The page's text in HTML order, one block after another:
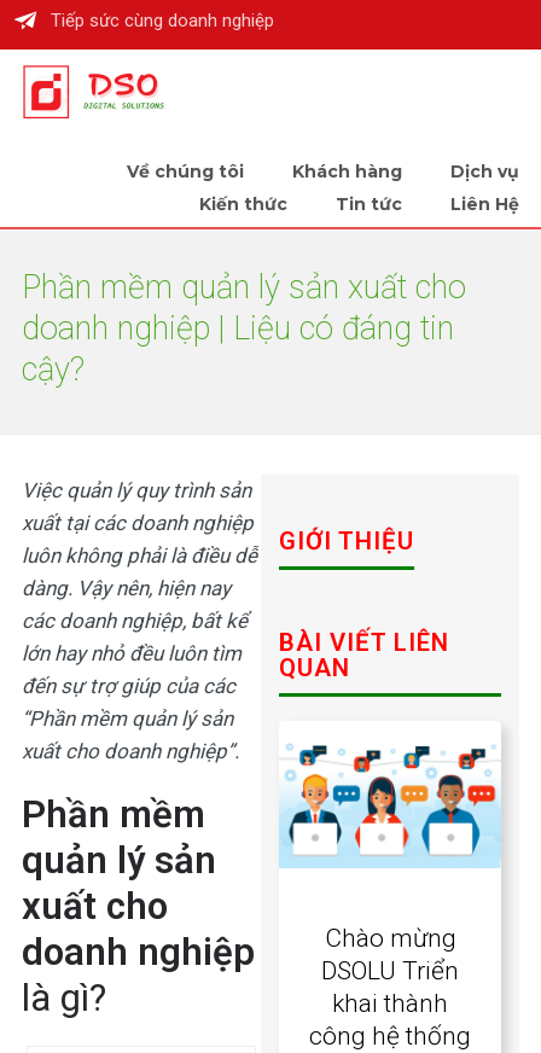
Tiếp sức cùng doanh nghiệp
Về chúng tôi Khách hàng
Dịch vụ
Kiến thức
Tin tức Liên Hệ
Phần mềm quản lý sản xuất cho
doanh nghiệp | Liệu có đáng tin
cậy?
Việc quản lý quy trình sản
xuất tại các doanh nghiệp
luôn không phải là điều dễ
dàng. Vậy nên, hiện nay
các doanh nghiệp, bất kể
lớn hay nhỏ đều luôn tìm
đến sự trợ giúp của các
“Phần mềm quản lý sản
xuất cho doanh nghiệp”.
Phần mềm
quản lý sản
xuất cho
doanh nghiệp
là gì?
GIỚI THIỆU
BÀI VIẾT LIÊN
QUAN
Chào mừng
DSOLU Triển
khai thành
công hệ thống